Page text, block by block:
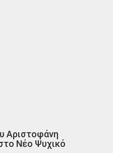
Αριστοφάνη
Νέο Ψυχικό